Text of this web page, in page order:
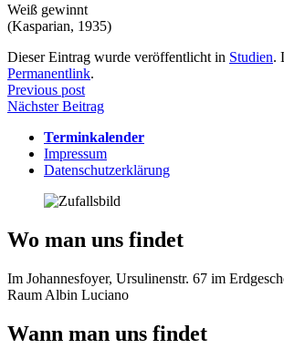
Weiß gewinnt
(Kasparian, 1935)
Dieser Eintrag wurde veröffentlicht in Studien.
Permanentlink.
Beitragsnavigation
Previous post
Nächster Beitrag
Terminkalender
Impressum
Datenschutzerklärung
Wo man uns findet
Im Johannesfoyer, Ursulinenstr. 67 im
Raum Albin Luciano
Wann man uns findet